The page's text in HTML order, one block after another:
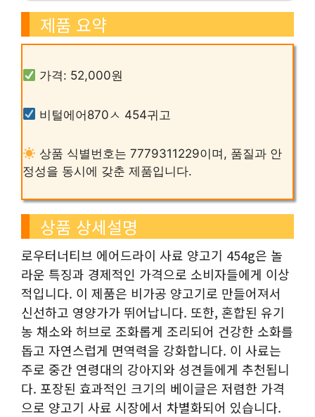
제품 요약
가격: 52,000원
비털에어870ㅅ 454귀고
상품 식별번호는 7779311229이며, 품질과 안
정성을 동시에 갖춘 제품입니다.
상품 상세설명
로우터너티브 에어드라이 사료 양고기 454g은 놀
라운 특징과 경제적인 가격으로 소비자들에게 이상
적입니다. 이 제품은 비가공 양고기로 만들어져서
신선하고 영양가가 뛰어납니다. 또한, 혼합된 유기
농 채소와 허브로 조화롭게 조리되어 건강한 소화를
돕고 자연스럽게 면역력을 강화합니다. 이 사료는
주로 중간 연령대의 강아지와 성견들에게 추천됩니
다. 포장된 효과적인 크기의 베이글은 저렴한 가격
으로 양고기 사료 시장에서 차별화되어 있습니다.